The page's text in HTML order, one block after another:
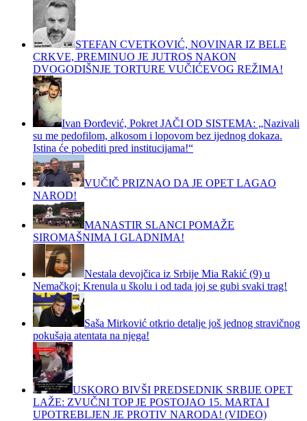
STEFAN CVETKOVIĆ, NOVINAR IZ BELE
CRKVE, PREMINUO JE JUTROS NAKON
DVOGODIŠNJE TORTURE VUČIĆEVOG REŽIMA!
Ivan Đorđević, Pokret JAČI OD SISTEMA: „Nazivali
su me pedofilom, alkosom i lopovom bez ijednog dokaza.
Istina će pobediti pred institucijama!“
VUČIČ PRIZNAO DA JE OPET LAGAO
NAROD!
MANASTIR SLANCI POMAŽE
SIROMAŠNIMA I GLADNIMA!
Nestala devojčica iz Srbije Mia Rakić (9) u
Nemačkoj: Krenula u školu i od tada joj se gubi svaki trag!
Saša Mirković otkrio detalje još jednog stravičnog
pokušaja atentata na njega!
USKORO BIVŠI PREDSEDNIK SRBIJE OPET
LAŽE: ZVUČNI TOP JE POSTOJAO 15. MARTA I
UPOTREBLJEN JE PROTIV NARODA! (VIDEO)